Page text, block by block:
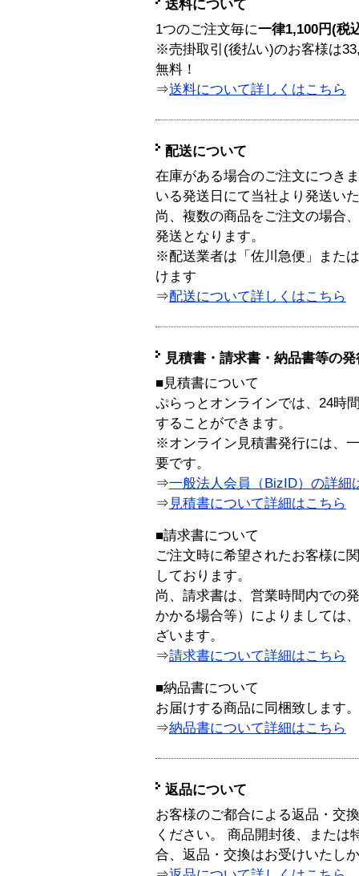
送料について
1つのご注文毎に一律1,100円(税
※売掛取引(後払い)のお客様は
無料！
⇒送料について詳しくはこちら
配送について
在庫がある場合のご注文につき
いる発送日にて当社より発送い
尚、複数の商品をご注文の場合
発送となります。
※配送業者は「佐川急便」また
けます
⇒配送について詳しくはこちら
見積書・請求書・納品書等の
■見積書について
ぷらっとオンラインでは、24時
することができます。
※オンライン見積書発行には、
要です。
⇒一般法人会員（BizID）の詳細
⇒ 見積書について詳細はこちら
■請求書について
ご注文時に希望されたお客様に
しております。
尚、請求書は、営業時間内での
かかる場合等）によりましては
ざいます。
⇒請求書について詳細はこちら
■納品書について
お届けする商品に同梱致します。
⇒納品書について詳細はこちら
返品について
お客様のご都合による返品・交
ください。 商品開封後、または
合、返品・交換はお受けいたし